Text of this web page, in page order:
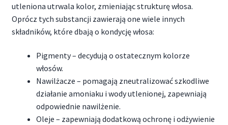
utleniona utrwala kolor, zmieniając strukturę włosa.
Oprócz tych substancji zawierają one wiele innych
składników, które dbają o kondycję włosa:
Pigmenty – decydują o ostatecznym kolorze
włosów.
Nawilżacze – pomagają zneutralizować szkodliwe
działanie amoniaku i wody utlenionej, zapewniają
odpowiednie nawilżenie.
Oleje – zapewniają dodatkową ochronę i odżywienie